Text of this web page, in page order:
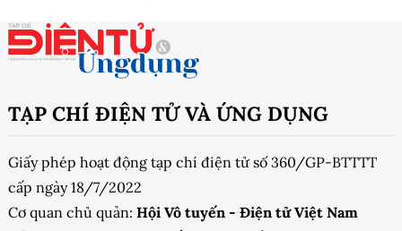
TẠP CHÍ ĐIỆN TỬ VÀ ỨNG DỤNG
Giấy phép hoạt động tạp chí điện tử số 360/GP-BTTTT
cấp ngày 18/7/2022
Cơ quan chủ quản: Hội Vô tuyến - Điện tử Việt Nam